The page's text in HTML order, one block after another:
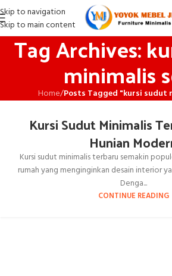
Skip to navigation
Skip to main content
Tag Archives:
minimalis
Home/Posts Tagged "kursi sudut
Kursi Sudut Minimalis
Hunian
Kursi sudut minimalis terbaru semakin
rumah yang menginginkan desain interior
Denga...
CONTINUE READING